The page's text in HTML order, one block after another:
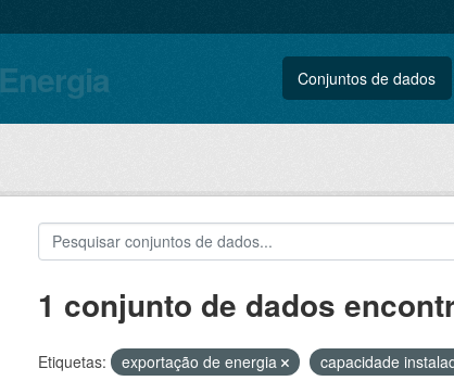
Conjuntos de dados
1 conjunto de dados
Etiquetas: exportação de energia
capacidade